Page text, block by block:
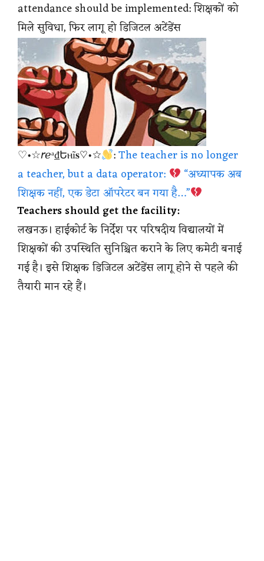
attendance should be implemented: शिक्षकों को
मिले सुविधा, फिर लागू हो डिजिटल अटेंडेंस
♡•☆𝘳ℯᵃ₫Եⲏĩ𝐬♡•☆ :The teacher is no longer
a teacher, but a data operator:
“अध्यापक अब
शिक्षक नहीं, एक डेटा ऑपरेटर बन गया है…”
Teachers should get the facility:
लखनऊ। हाईकोर्ट के निर्देश पर परिषदीय विद्यालयों में
शिक्षकों की उपस्थिति सुनिश्चित कराने के लिए कमेटी बनाई
गई है। इसे शिक्षक डिजिटल अटेंडेंस लागू होने से पहले की
तैयारी मान रहे हैं।